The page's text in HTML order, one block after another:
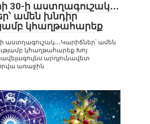
30-ի աստղագուշակ․․․
ամեն խնդիր
կհաղթահարեք
ի աստղագուշակ․․․Կարիճներ՝ ամեն
կհաղթահարեք Խոյ:
արդյունավետ
առաջին